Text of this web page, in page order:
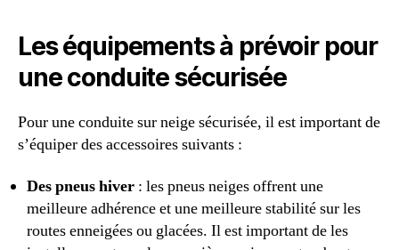
Les équipements à prévoir pour
une conduite sécurisée
Pour une conduite sur neige sécurisée, il est important de
s’équiper des accessoires suivants :
Des pneus hiver : les pneus neiges offrent une
meilleure adhérence et une meilleure stabilité sur les
routes enneigées ou glacées. Il est important de les